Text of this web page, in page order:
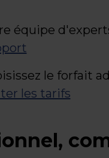
équipe
le forfait
les tarifs